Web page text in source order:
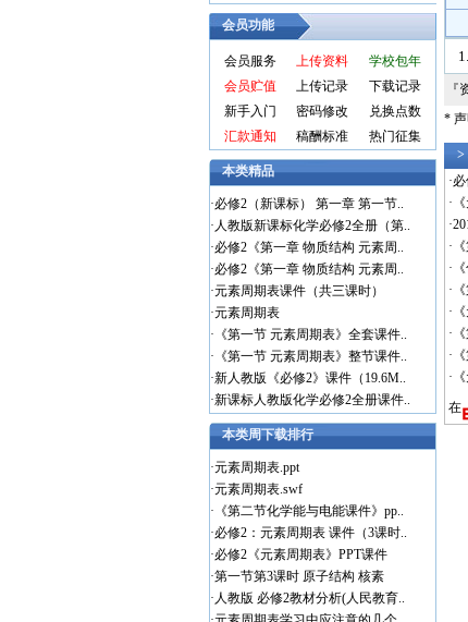
会员功能
会员服务 上传资料
学校包年
会员贮值
上传记录
下载记录
新手入门
密码修改
兑换点数
汇款通知
稿酬标准 热门征集
本类精品
·必修2（新课标） 第一章 第一节..
· 人教版新课标化学必修2全册（第..
·必修2《第一章 物质结构 元素周..
·必修2《第一章 物质结构 元素周..
·元素周期表课件（共三课时）
·元素周期表
· 《第一节 元素周期表》全套课件..
· 《第一节 元素周期表》整节课件..
·新人教版《必修2》课件（19.6M..
·新课标人教版化学必修2全册课件..
本类周下载排行
·元素周期表.ppt
·元素周期表.swf
· 《第二节化学能与电能课件》pp..
·必修2：元素周期表 课件（3课时..
·必修2《元素周期表》PPT课件
·第一节第3课时 原子结构 核素
· 人教版 必修2教材分析(人民教育..
『
* 声
>
·
·
·
·
·
·
·
·
·
·
在